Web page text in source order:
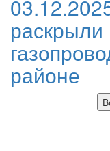
раскрыли
районе